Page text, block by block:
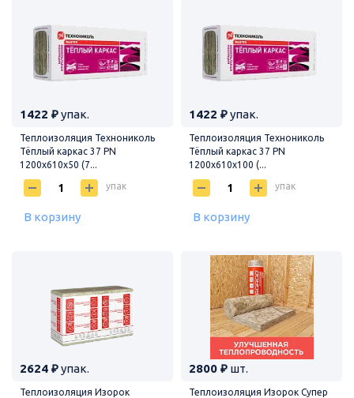
1422 ₽упак.
Теплоизоляция Технониколь
Тёплый каркас 37 PN
1200х610х50 (7...
упак
В корзину
1422 ₽упак.
Теплоизоляция Технониколь
Тёплый каркас 37 PN
1200х610х100 (...
упак
В корзину
2624 ₽упак.
Теплоизоляция Изорок
2800 ₽ шт.
Теплоизоляция Изорок Супер